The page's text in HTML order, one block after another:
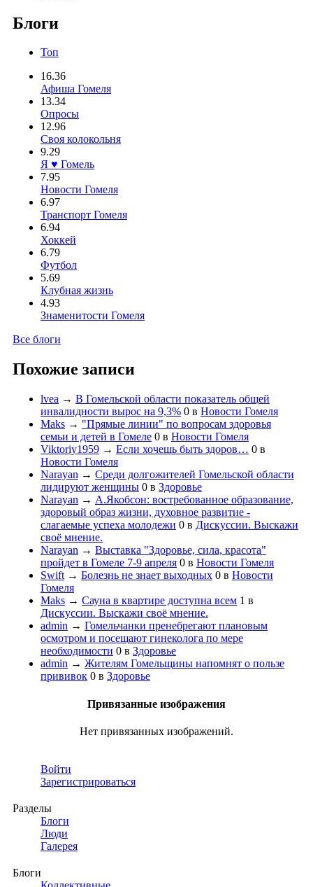
Блоги
Топ
16.36
Афиша Гомеля
13.34
Опросы
12.96
Своя колокольня
9.29
Я ♥ Гомель
7.95
Новости Гомеля
6.97
Транспорт Гомеля
6.94
Хоккей
6.79
Футбол
5.69
Клубная жизнь
4.93
Знаменитости Гомеля
Все блоги
Похожие записи
lvea → В Гомельской области показатель общей
инвалидности вырос на 9,3% 0 в Новости Гомеля
Maks → "Прямые линии" по вопросам здоровья
семьи и детей в Гомеле 0 в Новости Гомеля
Viktoriy1959 → Если хочешь быть здоров… 0 в
Новости Гомеля
Narayan → Среди долгожителей Гомельской области
лидируют женщины 0 в Здоровье
Narayan → А.Якобсон: востребованное образование,
здоровый образ жизни, духовное развитие -
слагаемые успеха молодежи 0 в Дискуссии. Выскажи
своё мнение.
Narayan → Выставка "Здоровье, сила, красота"
пройдет в Гомеле 7-9 апреля 0 в Новости Гомеля
Swift → Болезнь не знает выходных 0 в Новости
Гомеля
Maks → Сауна в квартире доступна всем 1 в
Дискуссии. Выскажи своё мнение.
admin → Гомельчанки пренебрегают плановым
осмотром и посещают гинеколога по мере
необходимости 0 в Здоровье
admin → Жителям Гомельщины напомнят о пользе
прививок 0 в Здоровье
Привязанные изображения
Нет привязанных изображений.
Войти
Зарегистрироваться
Разделы
Блоги
Люди
Галерея
Блоги